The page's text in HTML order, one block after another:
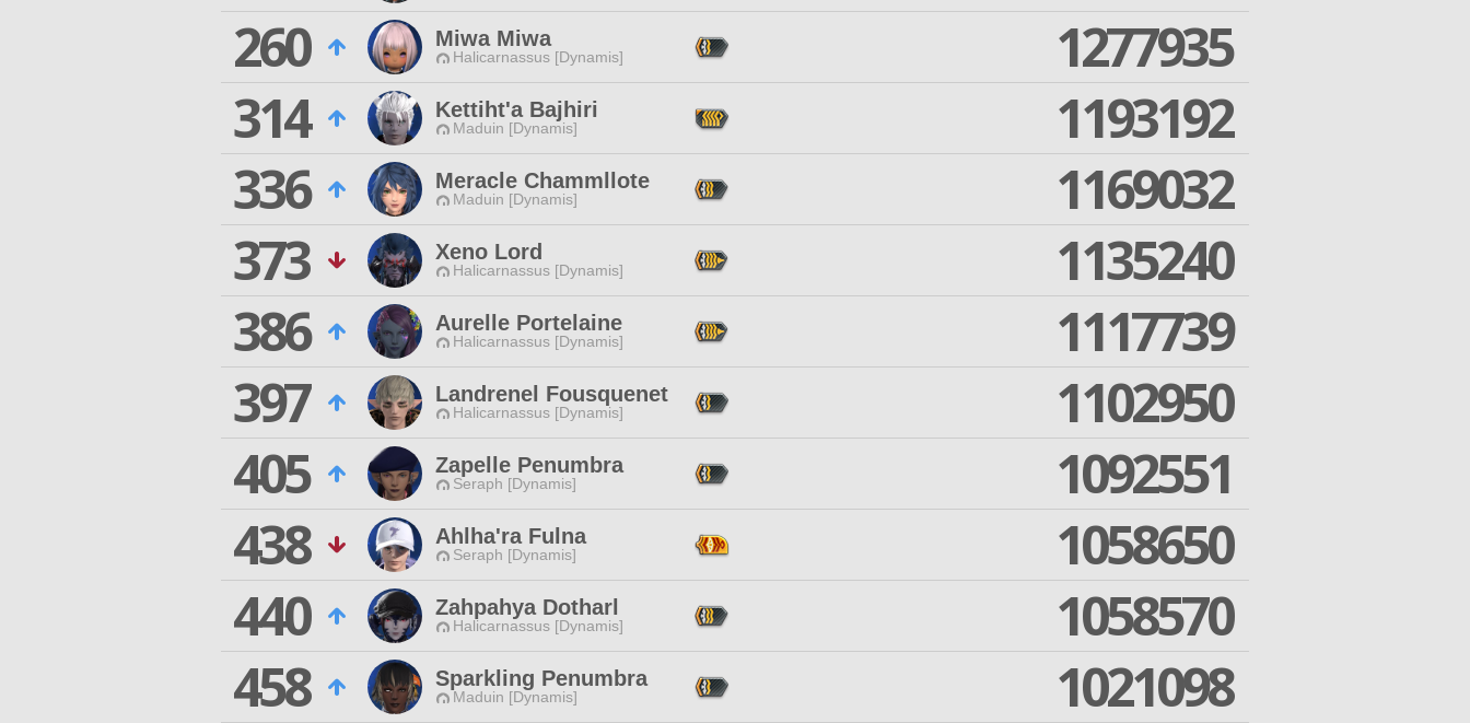
260
Miwa Miwa
Halicarnassus [Dynamis]
1277935
314
Kettiht'a Bajhiri
Maduin [Dynamis]
1193192
336
Meracle Chammllote
Maduin [Dynamis]
1169032
373
Xeno Lord
Halicarnassus [Dynamis]
1135240
386
Aurelle Portelaine
Halicarnassus [Dynamis]
1117739
397
Landrenel Fousquenet
Halicarnassus [Dynamis]
1102950
405
Zapelle Penumbra
Seraph [Dynamis]
1092551
438
Ahlha'ra Fulna
Seraph [Dynamis]
1058650
440
Zahpahya Dotharl
Halicarnassus [Dynamis]
1058570
458
Sparkling Penumbra
Maduin [Dynamis] 1021098